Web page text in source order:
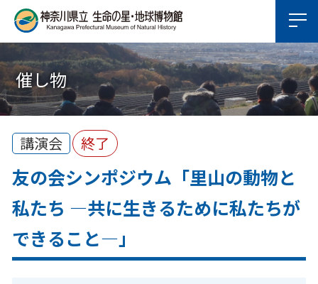
催し物
講演会 終了
友の会シンポジウム「里山の動物と
私たち ―共に生きるために私たちが
できること―」